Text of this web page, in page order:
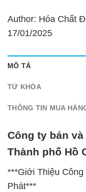
Author: Hóa Chất
17/01/2025
MÔ TẢ
TỪ KHÓA
THÔNG TIN MUA
Công ty bán
Thành phố Hồ
***Giới Thiệu
Phát***